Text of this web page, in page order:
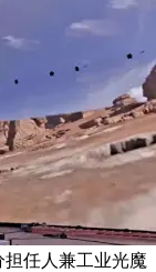
担任人兼工业光魔